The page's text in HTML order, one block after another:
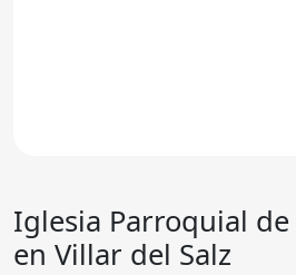
Iglesia Parroquial
en Villar del Salz